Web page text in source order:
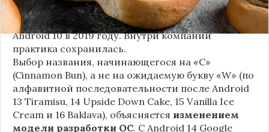
т.д.), хотя компанияпрекратила публично
использовать эти именас момента выхода
Android 10 в 2019 году. Внутри компании
практика сохранилась.
Выбор названия, начинающегося на «C»
(Cinnamon Bun), а не на ожидаемую букву «W» (по
алфавитной последовательности после Android
13 Tiramisu, 14 Upside Down Cake, 15 Vanilla Ice
Cream и 16 Baklava), объясняется изменением
модели разработки ОС. С Android 14 Google